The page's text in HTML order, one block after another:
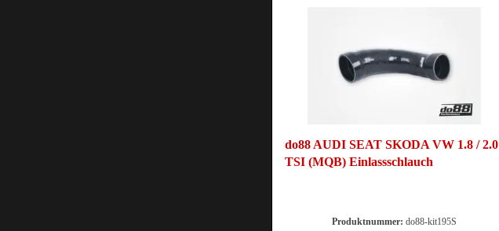
do88 AUDI SEAT SKODA VW 1.8 / 2.0
TSI (MQB) Einlassschlauch
Produktnummer: do88-kit195S